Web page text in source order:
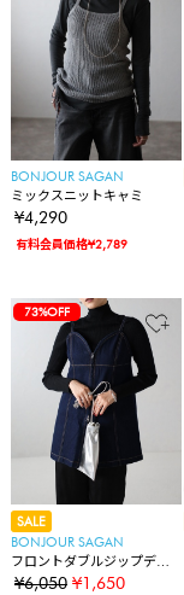
BONJOUR SAGAN
ミックスニットキャミ
¥4,290
有料会員価格¥2,789
73%OFF
SALE
BONJOUR SAGAN
フロントダブルジップデニ
ムビスチェ
¥6,050 ¥1,650